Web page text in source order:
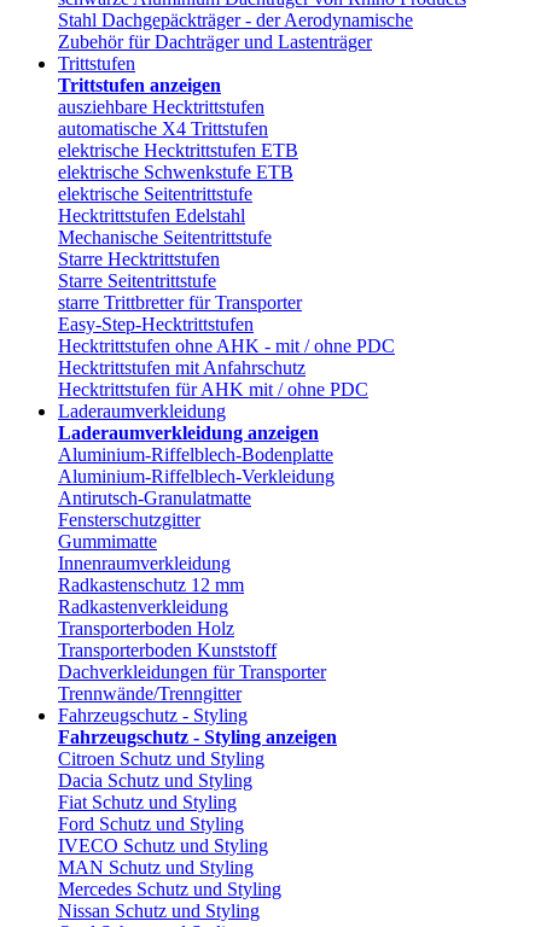
Stahl Dachgepäckträger - der Aerodynamische
Zubehör für Dachträger und Lastenträger
Trittstufen
Trittstufen anzeigen
ausziehbare Hecktrittstufen
automatische X4 Trittstufen
elektrische Hecktrittstufen ETB
elektrische Schwenkstufe ETB
elektrische Seitentrittstufe
Hecktrittstufen Edelstahl
Mechanische Seitentrittstufe
Starre Hecktrittstufen
Starre Seitentrittstufe
starre Trittbretter für Transporter
Easy-Step-Hecktrittstufen
Hecktrittstufen ohne AHK - mit / ohne PDC
Hecktrittstufen mit Anfahrschutz
Hecktrittstufen für AHK mit / ohne PDC
Laderaumverkleidung
Laderaumverkleidung anzeigen
Aluminium-Riffelblech-Bodenplatte
Aluminium-Riffelblech-Verkleidung
Antirutsch-Granulatmatte
Fensterschutzgitter
Gummimatte
Innenraumverkleidung
Radkastenschutz 12 mm
Radkastenverkleidung
Transporterboden Holz
Transporterboden Kunststoff
Dachverkleidungen für Transporter
Trennwände/Trenngitter
Fahrzeugschutz - Styling
Fahrzeugschutz - Styling anzeigen
Citroen Schutz und Styling
Dacia Schutz und Styling
Fiat Schutz und Styling
Ford Schutz und Styling
IVECO Schutz und Styling
MAN Schutz und Styling
Mercedes Schutz und Styling
Nissan Schutz und Styling